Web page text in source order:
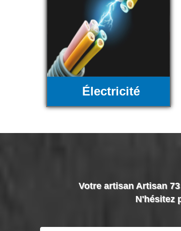
Électricité
Votre artisan Artisan
N'hésitez